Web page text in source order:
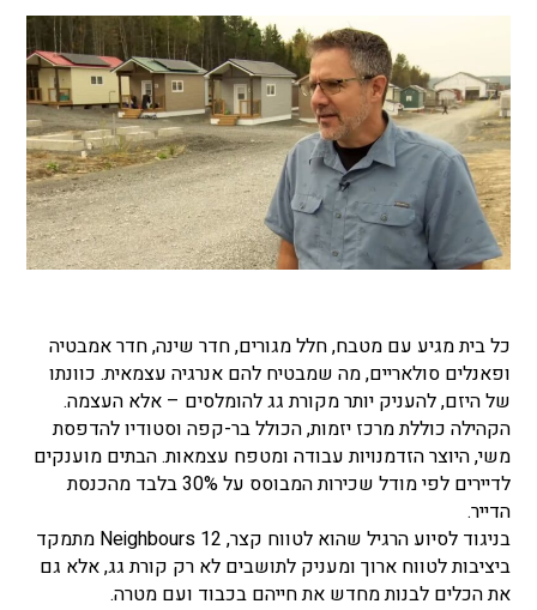
כל בית מגיע עם מטבח, חלל מגורים, חדר שינה, חדר אמבטיה
ופאנלים סולאריים, מה שמבטיח להם אנרגיה עצמאית. כוונתו
של היזם, להעניק יותר מקורת גג להומלסים – אלא העצמה.
הקהילה כוללת מרכז יזמות, הכולל בר-קפה וסטודיו להדפסת
משי, היוצר הזדמנויות עבודה ומטפח עצמאות. הבתים מוענקים
לדיירים לפי מודל שכירות המבוסס על 30% בלבד מהכנסת
הדייר.
בניגוד לסיוע הרגיל שהוא לטווח קצר, 12 Neighbours מתמקד
ביציבות לטווח ארוך ומעניק לתושבים לא רק קורת גג, אלא גם
את הכלים לבנות מחדש את חייהם בכבוד ועם מטרה.